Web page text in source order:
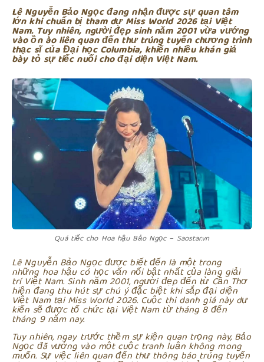
Lê Nguyễn Bảo Ngọc đang nhận được sự quan tâm
lớn khi chuẩn bị tham dự Miss World 2026 tại Việt
Nam. Tuy nhiên, người đẹp sinh năm 2001 vừa vướng
vào ồn ào liên quan đến thư trúng tuyển chương trình
thạc sĩ của Đại học Columbia, khiến nhiều khán giả
bày tỏ sự tiếc nuối cho đại diện Việt Nam.
Quá tiếc cho Hoa hậu Bảo Ngọc – Saostar.vn
Lê Nguyễn Bảo Ngọc được biết đến là một trong
những hoa hậu có học vấn nổi bật nhất của làng giải
trí Việt Nam. Sinh năm 2001, người đẹp đến từ Cần Thơ
hiện đang thu hút sự chú ý đặc biệt khi sắp đại diện
Việt Nam tại Miss World 2026. Cuộc thi danh giá này dự
kiến sẽ được tổ chức tại Việt Nam từ tháng 8 đến
tháng 9 năm nay.
Tuy nhiên, ngay trước thềm sự kiện quan trọng này, Bảo
Ngọc đã vướng vào một cuộc tranh luận không mong
muốn. Sự việc liên quan đến thư thông báo trúng tuyển